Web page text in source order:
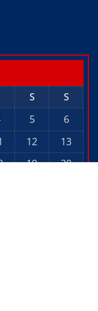
S
S
5
6
12
13
19
20